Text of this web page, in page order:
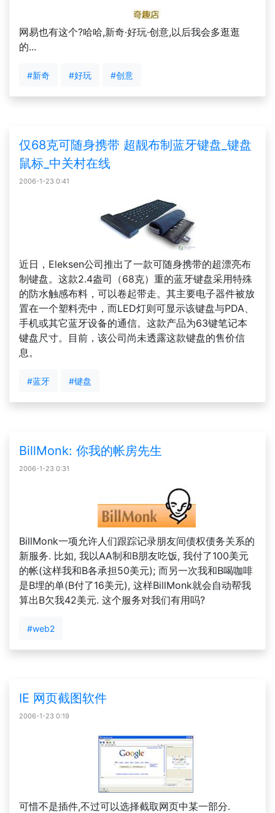
网易也有这个?哈哈,新奇·好玩·创意,以后我会多逛逛
的...
#新奇 #好玩 #创意
仅68克可随身携带 超靓布制蓝牙键盘_键盘
鼠标_中关村在线
2006-1-23 0:41
近日，Eleksen公司推出了一款可随身携带的超漂亮布
制键盘。这款2.4盎司（68克）重的蓝牙键盘采用特殊
的防水触感布料，可以卷起带走。其主要电子器件被放
置在一个塑料壳中，而LED灯则可显示该键盘与PDA、
手机或其它蓝牙设备的通信。这款产品为63键笔记本
键盘尺寸。目前，该公司尚未透露这款键盘的售价信
息。
#蓝牙 #键盘
BillMonk: 你我的帐房先生
2006-1-23 0:31
BillMonk一项允许人们跟踪记录朋友间债权债务关系的
新服务. 比如, 我以AA制和B朋友吃饭, 我付了100美元
的帐(这样我和B各承担50美元); 而另一次我和B喝咖啡
是B埋的单(B付了16美元), 这样BillMonk就会自动帮我
算出B欠我42美元. 这个服务对我们有用吗?
#web2
IE 网页截图软件
2006-1-23 0:19
可惜不是插件,不过可以选择截取网页中某一部分.